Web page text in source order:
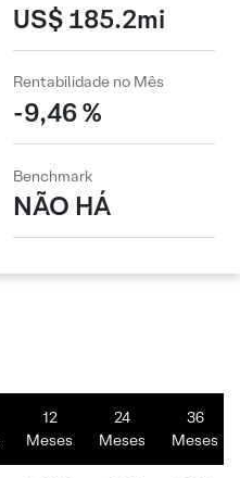
US$ 185.2mi
Rentabilidade no Mês
-9,46 %
Benchmark
NÃO HÁ
12
Meses
24
Meses
36
Meses